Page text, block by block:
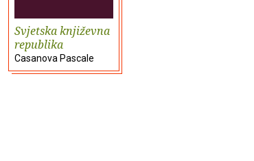
Svjetska književna
republika
Casanova Pascale